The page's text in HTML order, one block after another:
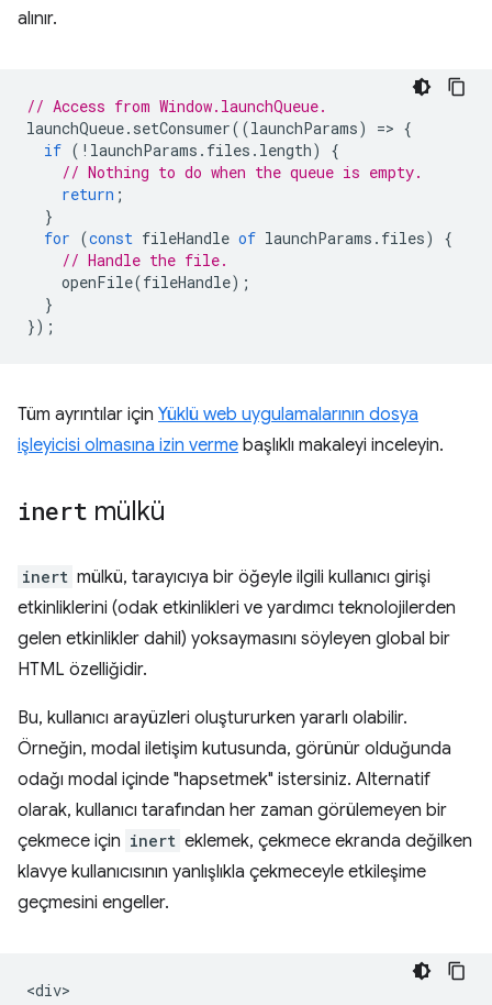
alınır.
// Access from Window.launchQueue.
launchQueue. setConsumer((launchParams) => {
if ( ! launchParams . files . length)
{
// Nothing to do when the queue is empty.
return ;
}
for (const fileHandle of launchParams . files)
{
// Handle the file.
openFile(fileHandle);
}
});
Tüm ayrıntılar için Yüklü web uygulamalarının dosya
işleyicisi olmasına izin verme başlıklı makaleyi inceleyin.
inert mülkü
inert mülkü, tarayıcıya bir öğeyle ilgili kullanıcı girişi
etkinliklerini (odak etkinlikleri ve yardımcı teknolojilerden
gelen etkinlikler dahil) yoksaymasını söyleyen global bir
HTML özelliğidir.
Bu, kullanıcı arayüzleri oluştururken yararlı olabilir.
Örneğin, modal iletişim kutusunda, görünür olduğunda
odağı modal içinde "hapsetmek" istersiniz. Alternatif
olarak, kullanıcı tarafından her zaman görülemeyen bir
çekmece için inert eklemek, çekmece ekranda değilken
klavye kullanıcısının yanlışlıkla çekmeceyle etkileşime
geçmesini engeller.
<div>